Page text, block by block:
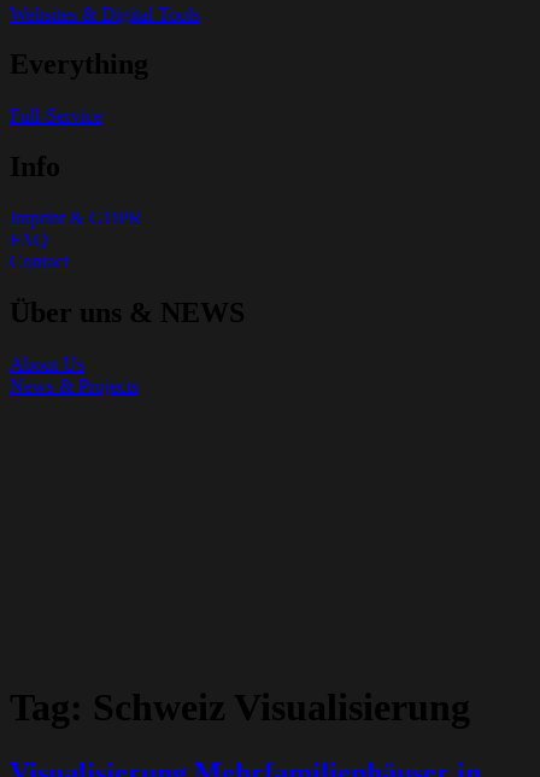
Websites & Digital Tools
Everything
Full-Service
Info
Imprint & GDPR
FAQ
Contact
Über uns & NEWS
About Us
News & Projects
Tag: Schweiz Visualisierung